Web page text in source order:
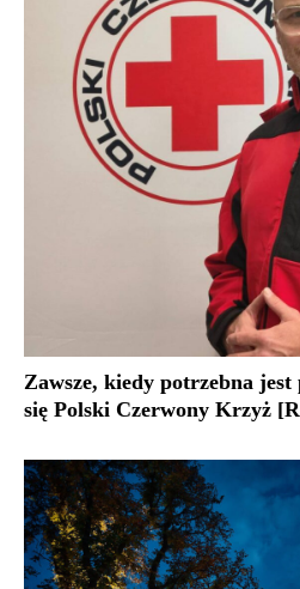
Zawsze, kiedy potrzebna
się Polski Czerwony Krzyż